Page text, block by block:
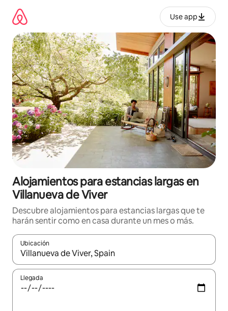
contenido
Use app
Alojamientos para estancias largas en
Villanueva de Viver
Descubre alojamientos para estancias largas que te
harán sentir como en casa durante un mes o más.
Ubicación
Cuando los resultados estén disponibles, podrás navegar
Llegada